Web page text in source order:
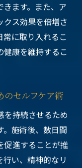
きます。また、ア
クス効果を倍増さ
に取り入れるこ
健康を維持するこ
のセルフケア術
を持続させるため
。施術後、数日間
促進することが推
い、精神的なリ